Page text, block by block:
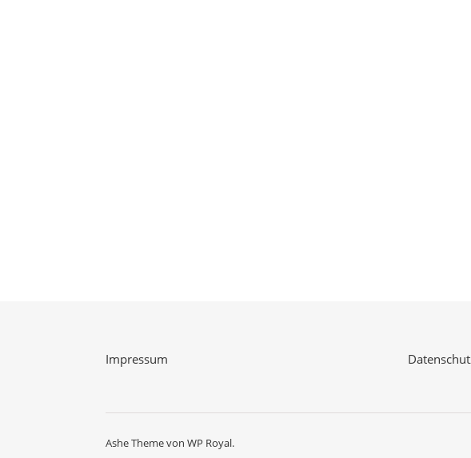
Impressum
Ashe Theme von WP Royal.